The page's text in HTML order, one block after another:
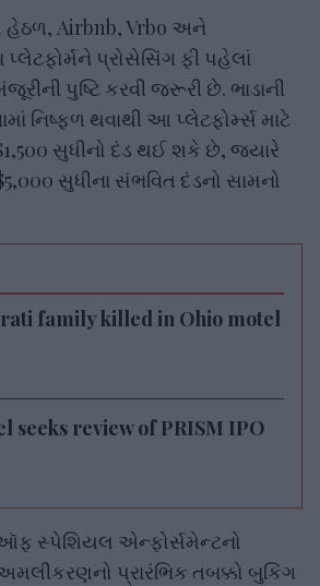
હેઠળ, Airbnb, Vrbo અને
પ્રોસેસિંગ ફી પહેલાં
પુષ્ટિ કરવી જરૂરી છે. ભાડાની
નિષ્ફળ થવાથી આ પ્લેટફોર્મ્સ માટે
સુધીનો દંડ થઈ શકે છે, જ્યારે
સુધીના સંભવિત દંડનો સામનો
family killed in Ohio motel
seeks review of PRISM IPO
સ્પેશિયલ એન્ફોર્સમેન્ટનો
પ્રારંભિક તબક્કો બુકિંગ